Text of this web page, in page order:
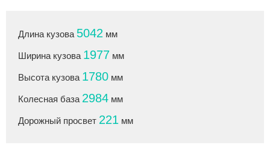
Длина кузова 5042 мм
Ширина кузова 1977 мм
Высота кузова 1780 мм
Колесная база 2984 мм
Дорожный просвет 221 мм